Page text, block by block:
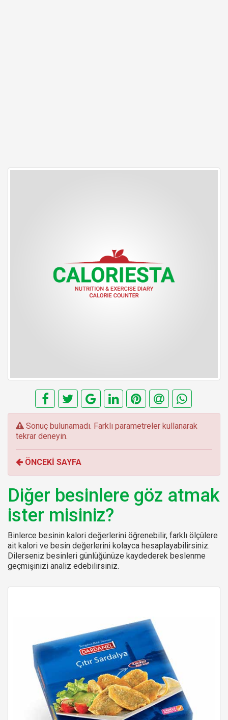
E
r
o
r
:
Sonuç bulunamadı. Farklı parametreler kullanarak
tekrar deneyin.
ÖNCEKİ SAYFA
Diğer besinlere göz atmak
ister misiniz?
Binlerce besinin kalori değerlerini öğrenebilir, farklı ölçülere
ait kalori ve besin değerlerini kolayca hesaplayabilirsiniz.
Dilerseniz besinleri günlüğünüze kaydederek beslenme
geçmişinizi analiz edebilirsiniz.